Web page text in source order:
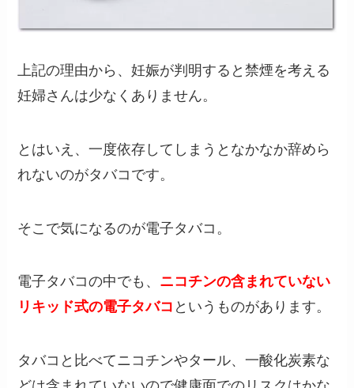
上記の理由から、妊娠が判明すると禁煙を考える
妊婦さんは少なくありません。
とはいえ、一度依存してしまうとなかなか辞めら
れないのがタバコです。
そこで気になるのが電子タバコ。
電子タバコの中でも、 ニコチンの含まれていない
リキッド式の電子タバコ というものがあります。
タバコと比べてニコチンやタール、一酸化炭素な